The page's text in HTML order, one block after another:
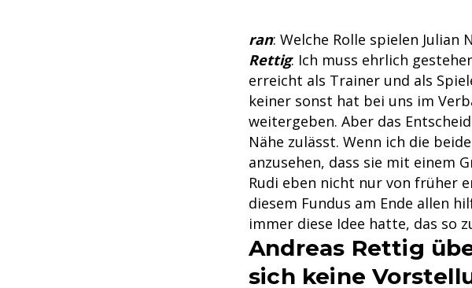
ran: Welche Rolle spielen Julian
Rettig: Ich muss ehrlich
erreicht als Trainer und als
keiner sonst hat bei uns im
weitergeben. Aber das
Nähe zulässt. Wenn ich die
anzusehen, dass sie mit einem
Rudi eben nicht nur von früher
diesem Fundus am Ende allen
immer diese Idee hatte, das so
Andreas Rettig
sich keine